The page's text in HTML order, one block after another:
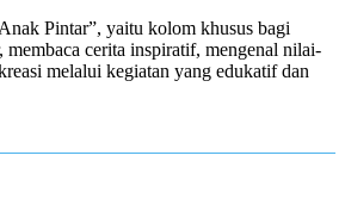
Pintar”, yaitu kolom khusus bagi
membaca cerita inspiratif, mengenal nilai-
melalui kegiatan yang edukatif dan